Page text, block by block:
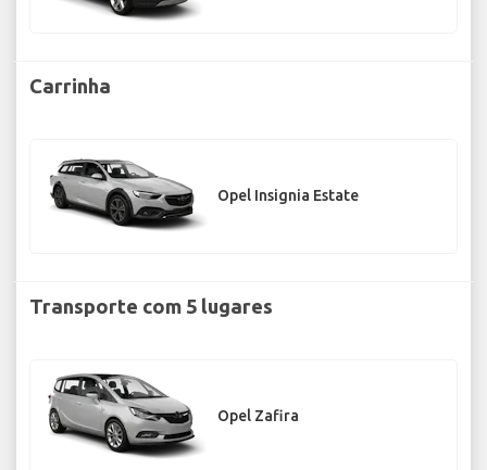
Carrinha
Opel Insignia Estate
Transporte com 5 lugares
Opel Zafira